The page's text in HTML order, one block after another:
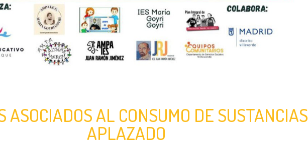
ASOCIADOS AL CONSUMO DE SUSTANCIAS
APLAZADO